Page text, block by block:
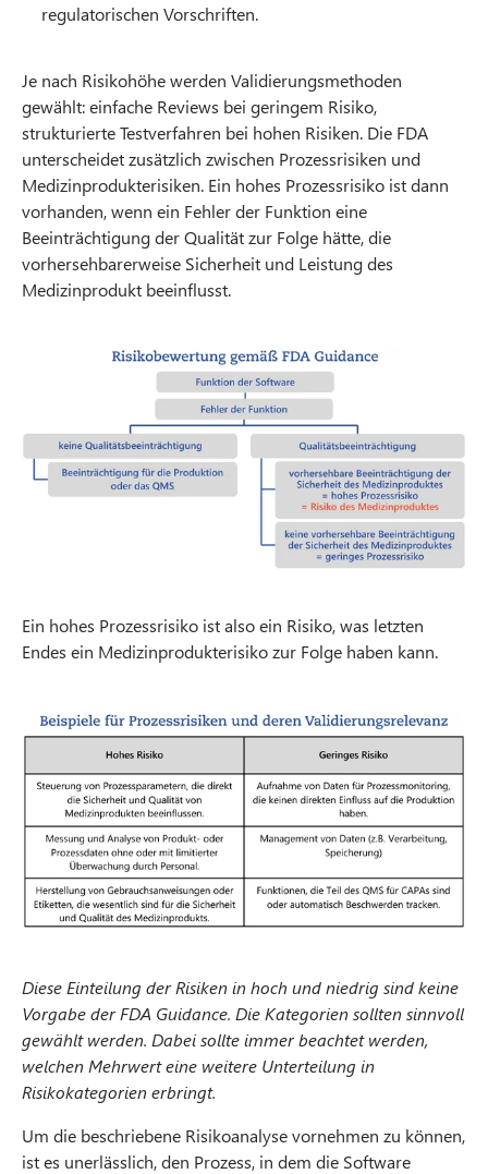
regulatorischen Vorschriften.
Je nach Risikohöhe werden Validierungsmethoden
gewählt: einfache Reviews bei geringem Risiko,
strukturierte Testverfahren bei hohen Risiken. Die FDA
unterscheidet zusätzlich zwischen Prozessrisiken und
Medizinprodukterisiken. Ein hohes Prozessrisiko ist dann
vorhanden, wenn ein Fehler der Funktion eine
Beeinträchtigung der Qualität zur Folge hätte, die
vorhersehbarerweise Sicherheit und Leistung des
Medizinprodukt beeinflusst.
Ein hohes Prozessrisiko ist also ein Risiko, was letzten
Endes ein Medizinprodukterisiko zur Folge haben kann.
Diese Einteilung der Risiken in hoch und niedrig sind keine
Vorgabe der FDA Guidance. Die Kategorien sollten sinnvoll
gewählt werden. Dabei sollte immer beachtet werden,
welchen Mehrwert eine weitere Unterteilung in
Risikokategorien erbringt.
Um die beschriebene Risikoanalyse vornehmen zu können,
ist es unerlässlich, den Prozess, in dem die Software